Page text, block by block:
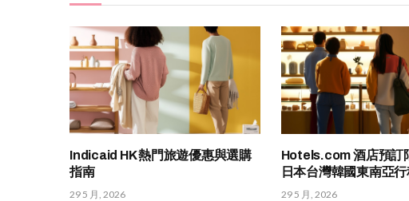
Indicaid HK 熱門旅遊優惠與選購
指南
29 5 月, 2026
Hotels.com 酒店預訂
日本台灣韓國東南亞
29 5 月, 2026